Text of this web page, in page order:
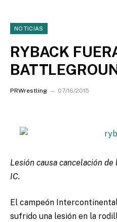
NOTICIAS
RYBACK
PRWrestling 07/16/2015
Lesión causa cancelación
IC.
El campeón
sufrido una lesión en la